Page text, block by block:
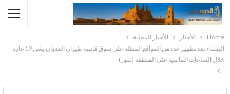
Home الأخبار
الأخبار المحلية
البيضاء:بعد تطهير عدد من المواقع المطلة على سوق قانبية طيران العدوان يشن 19 غارة
خلال الساعات الماضية على المنطقة (صور)